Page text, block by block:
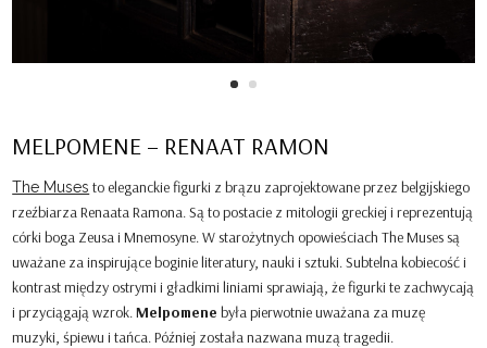
MELPOMENE – RENAAT RAMON
The Muses to eleganckie figurki z brązu zaprojektowane przez belgijskiego
rzeźbiarza Renaata Ramona. Są to postacie z mitologii greckiej i reprezentują
córki boga Zeusa i Mnemosyne. W starożytnych opowieściach The Muses są
uważane za inspirujące boginie literatury, nauki i sztuki. Subtelna kobiecość i
kontrast między ostrymi i gładkimi liniami sprawiają, że figurki te zachwycają
i przyciągają wzrok.Melpomene była pierwotnie uważana za muzę
muzyki, śpiewu i tańca. Później została nazwana muzą tragedii.